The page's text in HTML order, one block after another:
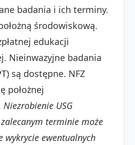
badania i ich terminy.
środowiskową.
edukacji
Nieinwazyjne badania
są dostępne. NFZ
położnej
Niezrobienie USG
terminie może
wykrycie ewentualnych